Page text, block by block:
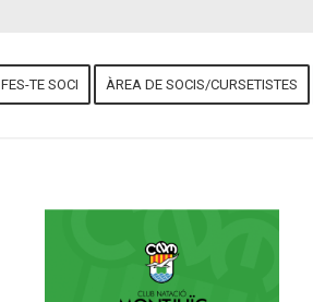
FES-TE SOCI ÀREA DE SOCIS/CURSETISTES